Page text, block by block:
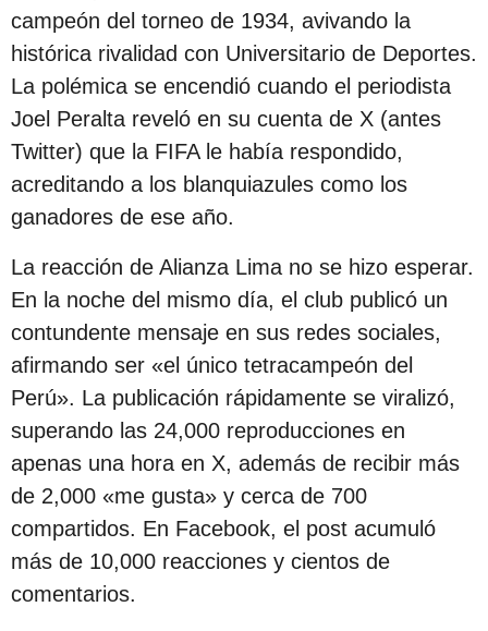
ó
n
2
a
ñ
o
s
d
e
s
d
e
l
a
p
u
b
l
campeón del torneo de 1934, avivando la
histórica rivalidad con Universitario de Deportes.
La polémica se encendió cuando el periodista
Joel Peralta reveló en su cuenta de X (antes
Twitter) que la FIFA le había respondido,
acreditando a los blanquiazules como los
ganadores de ese año.
La reacción de Alianza Lima no se hizo esperar.
En la noche del mismo día, el club publicó un
contundente mensaje en sus redes sociales,
afirmando ser «el único tetracampeón del
Perú». La publicación rápidamente se viralizó,
superando las 24,000 reproducciones en
apenas una hora en X, además de recibir más
de 2,000 «me gusta» y cerca de 700
compartidos. En Facebook, el post acumuló
más de 10,000 reacciones y cientos de
comentarios.